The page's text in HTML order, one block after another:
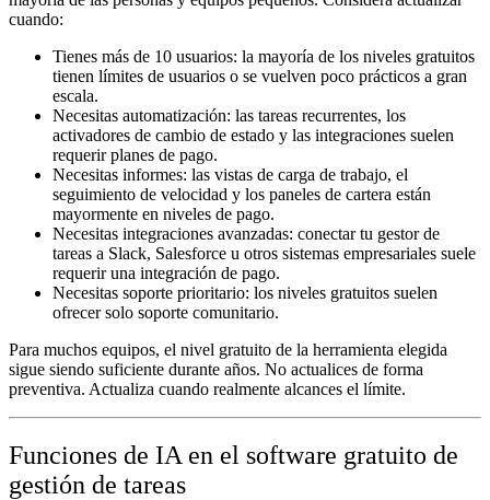
cuando:
Tienes más de 10 usuarios: la mayoría de los niveles gratuitos
tienen límites de usuarios o se vuelven poco prácticos a gran
escala.
Necesitas automatización: las tareas recurrentes, los
activadores de cambio de estado y las integraciones suelen
requerir planes de pago.
Necesitas informes: las vistas de carga de trabajo, el
seguimiento de velocidad y los paneles de cartera están
mayormente en niveles de pago.
Necesitas integraciones avanzadas: conectar tu gestor de
tareas a Slack, Salesforce u otros sistemas empresariales suele
requerir una integración de pago.
Necesitas soporte prioritario: los niveles gratuitos suelen
ofrecer solo soporte comunitario.
Para muchos equipos, el nivel gratuito de la herramienta elegida
sigue siendo suficiente durante años. No actualices de forma
preventiva. Actualiza cuando realmente alcances el límite.
Funciones de IA en el software gratuito de
gestión de tareas